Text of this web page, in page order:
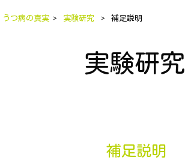
うつ病の真実 > 実験研究 > 補足説明
実験研究
補足説明